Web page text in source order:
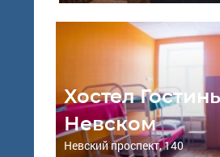
Хостел
Невском
Невский проспект, 140